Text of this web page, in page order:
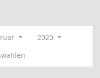
2020